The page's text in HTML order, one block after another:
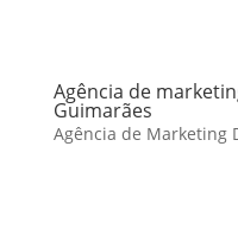
Agência de
Guimarães
Agência de Marketing